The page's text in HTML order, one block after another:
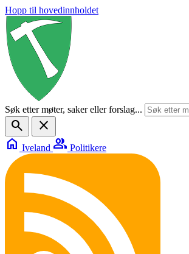
Hopp til hovedinnholdet
Søk etter møter, saker eller forslag...
search
close
home Iveland group Politikere